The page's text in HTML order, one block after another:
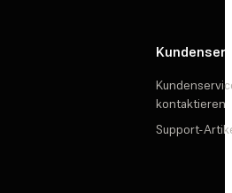
kontaktieren
Support-